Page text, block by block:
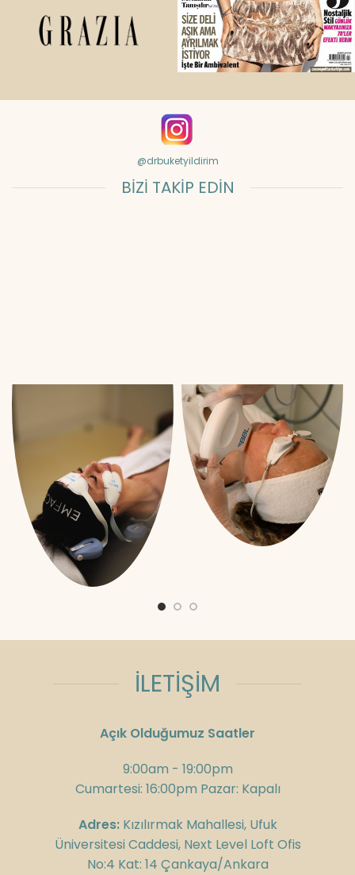
@drbuketyildirim
BİZİ TAKİP EDİN
İLETİŞİM
Açık Olduğumuz Saatler
9:00am - 19:00pm
Cumartesi: 16:00pm Pazar: Kapalı
Adres:Kızılırmak Mahallesi, Ufuk
Üniversitesi Caddesi, Next Level Loft Ofis
No:4 Kat: 14 Çankaya/Ankara